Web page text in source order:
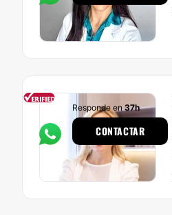
Responde en37h
CONTACTAR